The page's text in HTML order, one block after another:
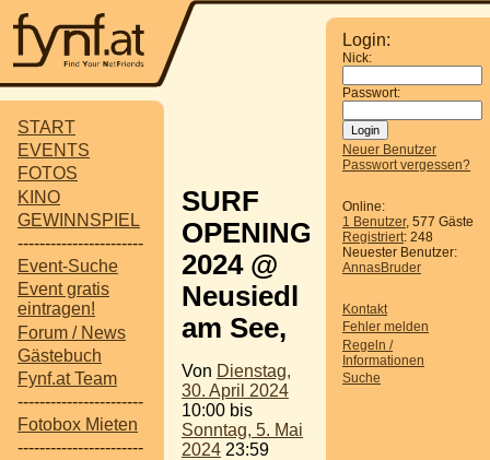
START
EVENTS
FOTOS
KINO
GEWINNSPIEL
-----------------------
Event-Suche
Event gratis
eintragen!
Forum / News
Gästebuch
Fynf.at Team
-----------------------
Fotobox Mieten
-----------------------
Login:
Nick:
Passwort:
Neuer Benutzer
Passwort vergessen?
Online:
1 Benutzer, 577 Gäste
Registriert: 248
Neuester Benutzer:
AnnasBruder
Kontakt
Fehler melden
Regeln /
Informationen
Suche
SURF
OPENING
2024 @
Neusiedl
am See,
Von Dienstag,
30. April 2024
10:00 bis
Sonntag, 5. Mai
2024 23:59